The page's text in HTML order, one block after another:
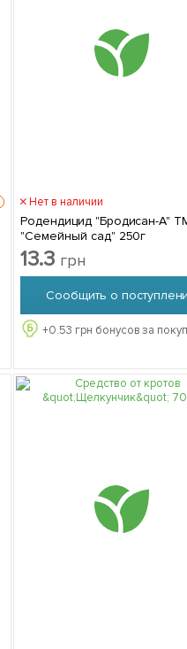
Нет в наличии
Родендицид "Бродисан-А"
"Семейный сад" 250г
13.3 грн
Сообщить о
+0.53 грн бонусов за